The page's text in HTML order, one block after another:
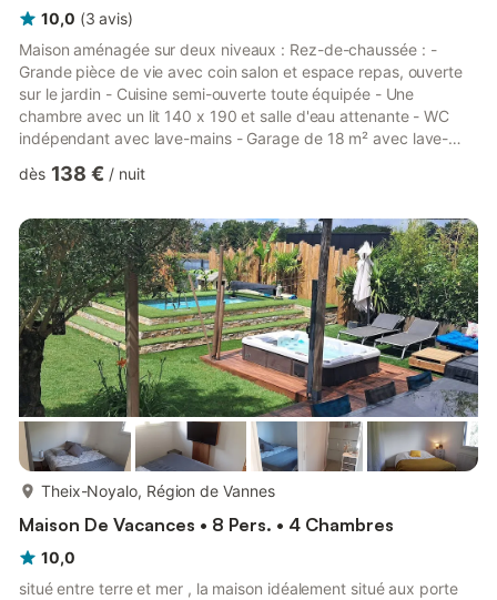
10,0 (3 avis)
Maison aménagée sur deux niveaux : Rez-de-chaussée : -
Grande pièce de vie avec coin salon et espace repas, ouverte
sur le jardin - Cuisine semi-ouverte toute équipée - Une
chambre avec un lit 140 x 190 et salle d'eau attenante - WC
indépendant avec lave-mains - Garage de 18 m² avec lave-
stockage de matériel. Étage : - Trois chambres, chacune
Un WC indépendant. Extérieur : Terrasse et jardin exposés sud,
aménagés avec table et chaises, store banne, bains de soleil,
chi...
dès 138 € / nuit
Theix-Noyalo, Région de Vannes
Maison De Vacances • 8 Pers. • 4 Chambres
10,0
situé entre terre et mer , la maison idéalement situé aux porte